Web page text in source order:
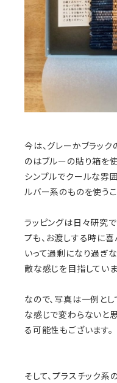
今は、グレーかブラッ
のはブルーの貼り箱を使
シンプルでクールな雰
ルバー系のものを使うこ
ラッピングは日々研究
プも、お渡しする時に
いって過剰になり過ぎ
敵な感じを目指していま
なので、写真は一例と
な感じで変わらないと
る可能性もございます。
そして、プラスチック